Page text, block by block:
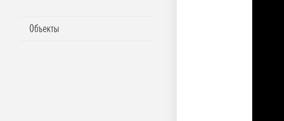
Объекты